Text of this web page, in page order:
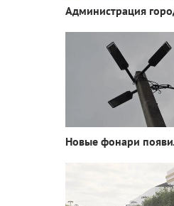
Администрация
Новые фонари